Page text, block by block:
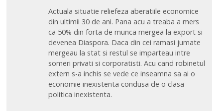
Actuala situatie reliefeza aberatiile economice
din ultimii 30 de ani. Pana acu a treaba a mers
ca 50% din forta de munca mergea la export si
devenea Diaspora. Daca din cei ramasi jumate
mergeau la stat si restul se imparteau intre
someri privati si corporatisti. Acu cand robinetul
extern s-a inchis se vede ce inseamna sa ai o
economie inexistenta condusa de o clasa
politica inexistenta.